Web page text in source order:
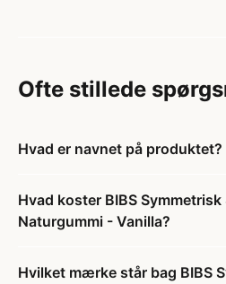
Ofte stillede
Hvad er navnet på produktet?
Hvad koster BIBS
Naturgummi - Vanilla?
Hvilket mærke står bag BIBS